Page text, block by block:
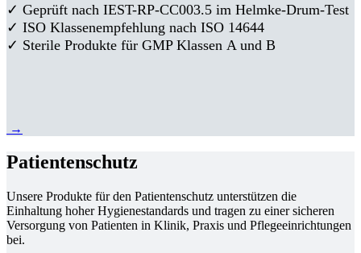
✓ Geprüft nach IEST-RP-CC003.5 im Helmke-Drum-Test
✓ ISO Klassenempfehlung nach ISO 14644
✓ Sterile Produkte für GMP Klassen A und B
→
Patientenschutz
Unsere Produkte für den Patientenschutz unterstützen die
Einhaltung hoher Hygienestandards und tragen zu einer sicheren
Versorgung von Patienten in Klinik, Praxis und Pflegeeinrichtungen
bei.